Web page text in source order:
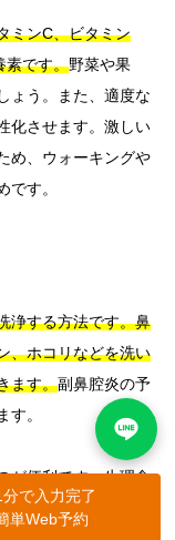
ミンC、ビタミン
素です。野菜や果
ょう。また、適度な
化させます。激しい
め、ウォーキングや
す。
浄する方法です。鼻
、ホコリなどを洗い
ます。副鼻腔炎の予
。
が便利です。生理食
食塩9グラムを溶
分で入力完了
単Web予約